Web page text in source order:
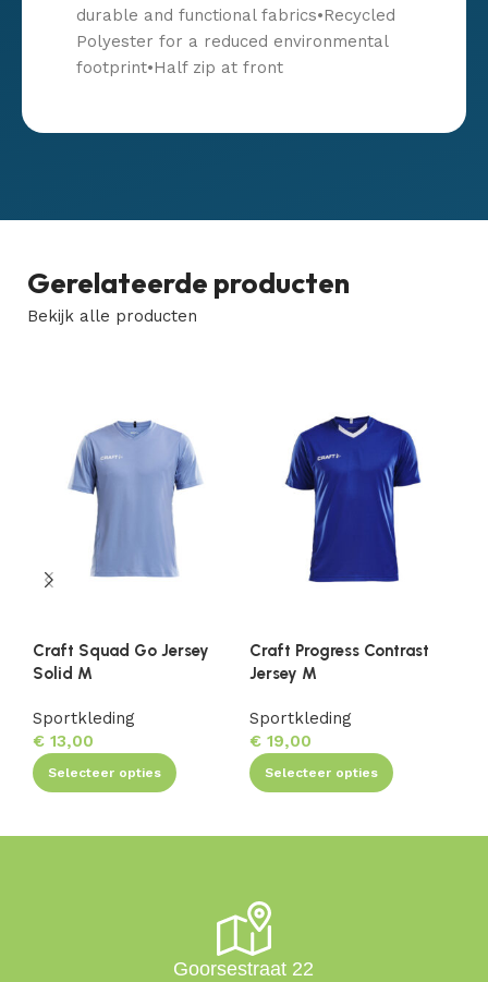
durable and functional fabrics•Recycled
Polyester for a reduced environmental
footprint•Half zip at front
Gerelateerde producten
Bekijk alle producten
Craft Squad Go Jersey
Solid M
Sportkleding
€ 13,00
Selecteer opties
Craft Progress Contrast
Jersey M
Sportkleding
€19,00
Selecteer opties
Goorsestraat 22